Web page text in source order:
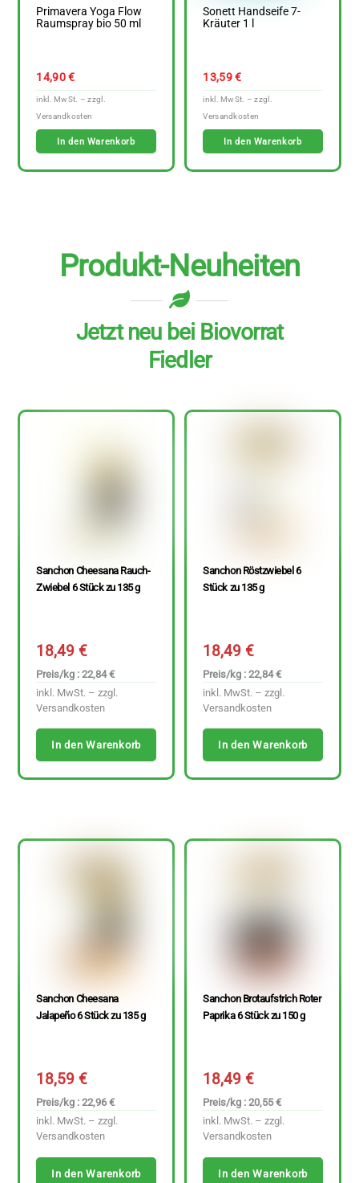
Primavera Yoga Flow
Raumspray bio 50 ml
14,90€
In den Warenkorb
Sonett Handseife 7-
Kräuter 1 l
13,59€
In den Warenkorb
Produkt-Neuheiten
Jetzt neu bei Biovorrat
Fiedler
Sanchon Cheesana Rauch-
Zwiebel 6 Stück zu 135 g
18,49€
Preis/kg : 22,84 €
inkl. MwSt. – zzgl.
Versandkosten
In den Warenkorb
Sanchon Röstzwiebel 6
Stück zu 135 g
18,49€
Preis/kg : 22,84 €
inkl. MwSt. – zzgl.
Versandkosten
In den Warenkorb
Sanchon Cheesana
Jalapeño 6 Stück zu 135 g
18,59€
Preis/kg : 22,96 €
inkl. MwSt. – zzgl.
Versandkosten
In den Warenkorb
Sanchon Brotaufstrich Roter
Paprika 6 Stück zu 150 g
18,49€
Preis/kg : 20,55 €
inkl. MwSt. – zzgl.
Versandkosten
In den Warenkorb